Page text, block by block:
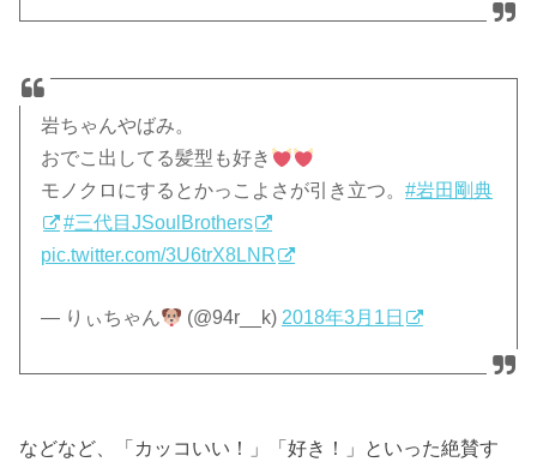
岩ちゃんやばみ。
おでこ出してる髪型も好き
モノクロにするとかっこよさが引き立つ。#岩田剛典
#三代目JSoulBrothers
pic.twitter.com/3U6trX8LNR
— りぃちゃん (@94r__k) 2018年3月1日
などなど、「カッコいい！」「好き！」といった絶賛す